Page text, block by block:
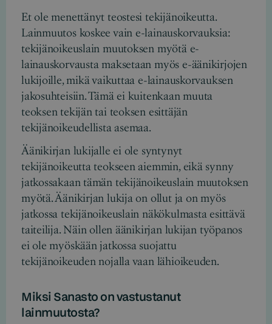
Et ole menettänyt teostesi tekijänoikeutta.
Lainmuutos koskee vain e-lainauskorvauksia:
tekijänoikeuslain muutoksen myötä e-
lainauskorvausta maksetaan myös e-äänikirjojen
lukijoille, mikä vaikuttaa e-lainauskorvauksen
jakosuhteisiin. Tämä ei kuitenkaan muuta
teoksen tekijän tai teoksen esittäjän
tekijänoikeudellista asemaa.
Äänikirjan lukijalle ei ole syntynyt
tekijänoikeutta teokseen aiemmin, eikä synny
jatkossakaan tämän tekijänoikeuslain muutoksen
myötä. Äänikirjan lukija on ollut ja on myös
jatkossa tekijänoikeuslain näkökulmasta esittävä
taiteilija. Näin ollen äänikirjan lukijan työpanos
ei ole myöskään jatkossa suojattu
tekijänoikeuden nojalla vaan lähioikeuden.
Miksi Sanasto on vastustanut
lainmuutosta?